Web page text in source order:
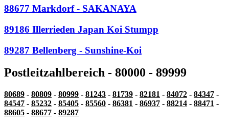
88677 Markdorf - SAKANAYA
89186 Illerrieden Japan Koi Stumpp
89287 Bellenberg - Sunshine-Koi
Postleitzahlbereich - 80000 - 89999
80689 - 80809 - 80999 - 81243 - 81739 - 82181 - 84072 - 84347 -
84547 - 85232 - 85405 - 85560 - 86381 - 86937 - 88214 - 88471 -
88605 - 88677 - 89287